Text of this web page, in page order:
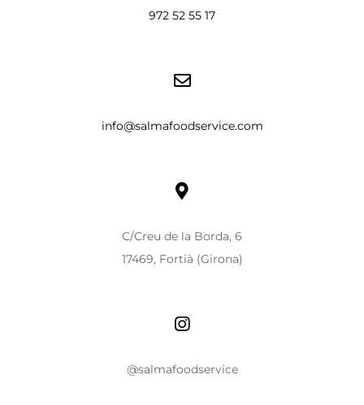
972 52 55 17
info@salmafoodservice.com
C/Creu de la Borda, 6
17469, Fortià (Girona)
@salmafoodservice